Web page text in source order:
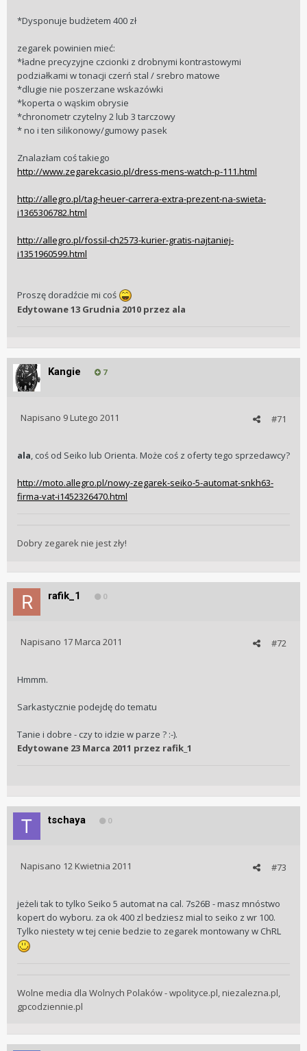
*Dysponuje budżetem 400 zł
zegarek powinien mieć:
*ładne precyzyjne czcionki z drobnymi kontrastowymi
podziałkami w tonacji czerń stal / srebro matowe
*dlugie nie poszerzane wskazówki
*koperta o wąskim obrysie
*chronometr czytelny 2 lub 3 tarczowy
* no i ten silikonowy/gumowy pasek
Znalazłam coś takiego
http://www.zegarekcasio.pl/dress-mens-watch-p-111.html
http://allegro.pl/tag-heuer-carrera-extra-prezent-na-swieta-
i1365306782.html
http://allegro.pl/fossil-ch2573-kurier-gratis-najtaniej-
i1351960599.html
Proszę doradźcie mi coś
Edytowane13 Grudnia 2010 przez ala
Kangie 7
#71
Napisano 9 Lutego 2011
ala, coś od Seiko lub Orienta. Może coś z oferty tego sprzedawcy?
http://moto.allegro.pl/nowy-zegarek-seiko-5-automat-snkh63-
firma-vat-i1452326470.html
Dobry zegarek nie jest zły!
rafik_1 0
#72
Napisano 17 Marca 2011
Hmmm.
Sarkastycznie podejdę do tematu
Tanie i dobre - czy to idzie w parze ? :-).
Edytowane 23 Marca 2011 przez rafik_1
tschaya 0
#73
Napisano 12 Kwietnia 2011
jeżeli tak to tylko Seiko 5 automat na cal. 7s26B - masz mnóstwo
kopert do wyboru. za ok 400 zl bedziesz mial to seiko z wr 100.
Tylko niestety w tej cenie bedzie to zegarek montowany w ChRL
Wolne media dla Wolnych Polaków - wpolityce.pl, niezalezna.pl,
gpcodziennie.pl